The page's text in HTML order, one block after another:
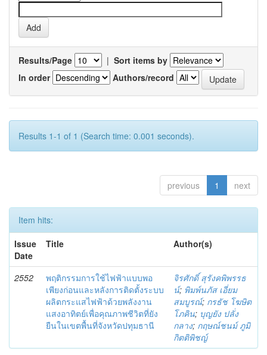
Results/Page | Sort items by
In order
Authors/record
Results 1-1 of 1 (Search time: 0.001 seconds).
previous 1 next
Item hits:
Issue
Date
Title Author(s)
2552
พฤติกรรมการใช้ไฟฟ้าแบบพอ
เพียงก่อนและหลังการติดตั้งระบบ
ผลิตกระแสไฟฟ้าด้วยพลังงาน
แสงอาทิตย์เพื่อคุณภาพชีวิตที่ยัง
ยืนในเขตพื้นที่จังหวัดปทุมธานี
จิรศักดิ์ สุรังคพิพรรธ
น์; พิมพ์นภัส เอี่ยม
สมบูรณ์; กรธัช โฆษิต
โภคิน; บุญยัง ปลั่ง
กลาง; กฤษณ์ชนม์ ภูมิ
กิตติพิชญ์